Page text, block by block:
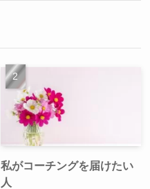
私がコーチングを届けたい
人